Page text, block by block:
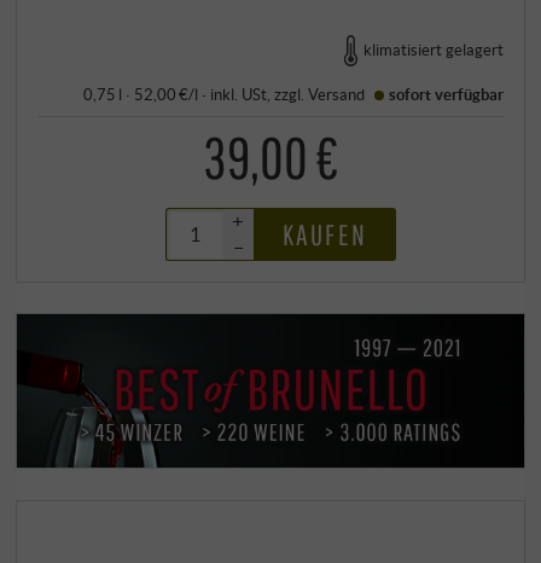
klimatisiert gelagert
0,75 l · 52,00 €/l · inkl. USt , zzgl.Versand sofort verfügbar
39,00 €
+
–
KAUFEN